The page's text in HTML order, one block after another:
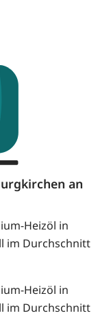
an
Heizöl in
im Durchschnitt
Heizöl in
im Durchschnitt